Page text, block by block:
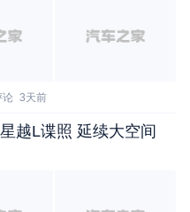
论 3天前
越L谍照 延续大空间